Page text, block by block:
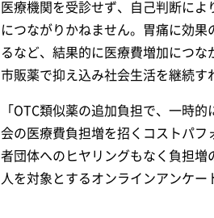
医療機関を受診せず、自己判断に
につながりかねません。胃痛に効
るなど、結果的に医療費増加につな
市販薬で抑え込み社会生活を継続す
「OTC類似薬の追加負担で、一時
会の医療費負担増を招くコストパフ
者団体へのヒヤリングもなく負担
人を対象とするオンラインアンケー